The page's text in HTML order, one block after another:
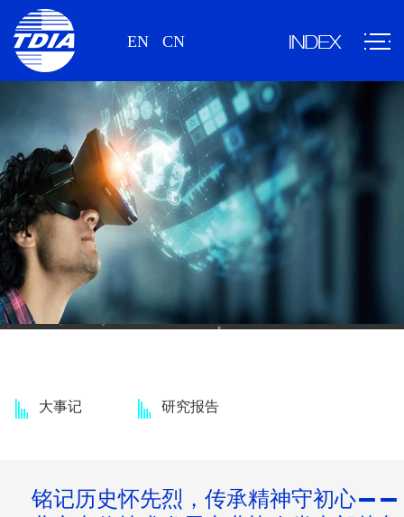
EN CN
大事记 研究报告
铭记历史怀先烈，传承精神守初心——